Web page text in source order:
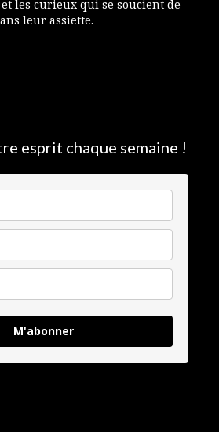
les curieux qui se soucient de
leur assiette.
esprit chaque semaine !
M'abonner